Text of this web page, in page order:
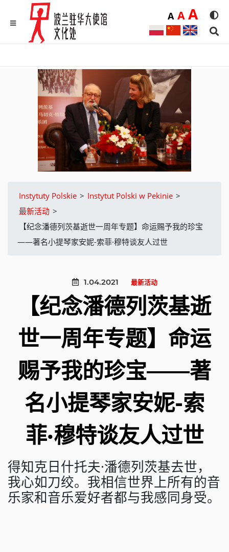
ADomyślna
AŚrednia
A
Instytuty Polskie > Instytut Polski w Pekinie >
最新活动 >
【纪念潘德列茨基逝世一周年专题】命运赐予我的珍宝
——著名小提琴家安妮-索菲·穆特谈友人过世
1.04.2021 最新活动
【纪念潘德列茨基逝
世一周年专题】命运
赐予我的珍宝——著
名小提琴家安妮-索
菲·穆特谈友人过世
得知克日什托夫·潘德列茨基去世，
我心如刀绞。我相信世界上所有的音
乐家和音乐爱好者都与我感同身受。